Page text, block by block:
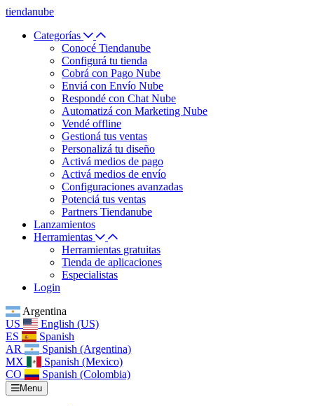
tiendanube
Categorías
Conocé Tiendanube
Configurá tu tienda
Cobrá con Pago Nube
Enviá con Envío Nube
Respondé con Chat Nube
Automatizá con Marketing Nube
Vendé offline
Gestioná tus ventas
Personalizá tu diseño
Activá medios de pago
Activá medios de envío
Configuraciones avanzadas
Potenciá tus ventas
Partners Tiendanube
Lanzamientos
Herramientas
Herramientas gratuitas
Tienda de aplicaciones
Especialistas
Login
Argentina
US
English (US)
ES
Spanish
AR
Spanish (Argentina)
MX
Spanish (Mexico)
CO
Spanish (Colombia)
Menu